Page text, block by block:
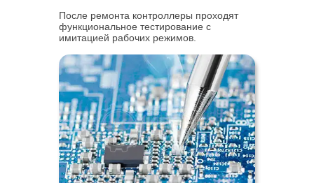
После ремонта контроллеры проходят
функциональное тестирование с
имитацией рабочих режимов.